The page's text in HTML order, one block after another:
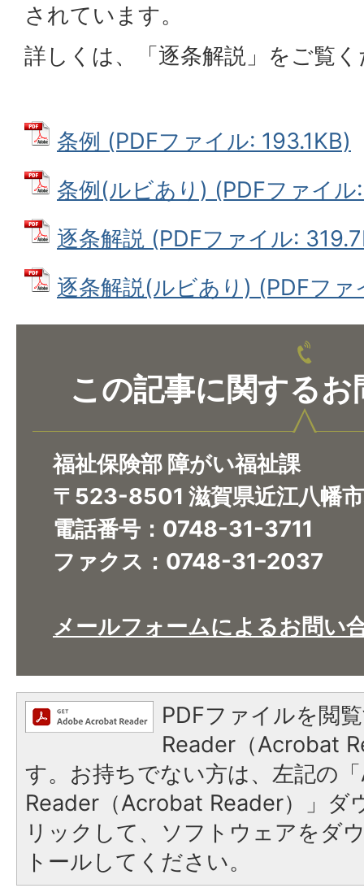
されています。
詳しくは、「逐条解説」をご覧
条例 (PDFファイル: 193.1KB)
条例(ルビあり) (PDFファイル
逐条解説 (PDFファイル:
逐条解説(ルビあり) (PDFファ
この記事に関するお
福祉保険部 障がい福祉課
〒523-8501 滋賀県近江八幡
電話番号：0748-31-3711
ファクス：0748-31-2037
メールフォームによるお問い
PDFファイルを閲
Reader（Acrobat
す。お持ちでない方は、左記の
Reader（Acrobat Reader）」ダ
リックして、ソフトウェアをダ
トールしてください。